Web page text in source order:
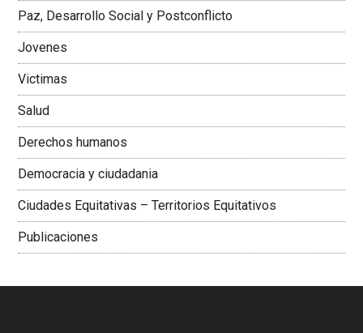
Paz, Desarrollo Social y Postconflicto
Jovenes
Victimas
Salud
Derechos humanos
Democracia y ciudadania
Ciudades Equitativas – Territorios Equitativos
Publicaciones